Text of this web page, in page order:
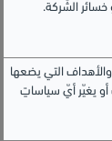
خسائر الشَّركة.
التي يضعها
أو يغيّر أيّ سياساتٍ